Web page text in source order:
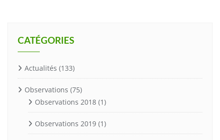
CATÉGORIES
Actualités (133)
Observations (75)
Observations 2018 (1)
Observations 2019 (1)